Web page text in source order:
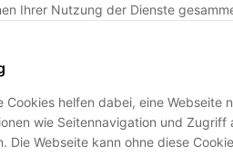
Ihrer Nutzung der Dienste
Cookies helfen dabei, eine Webseite
wie Seitennavigation und Zugriff
Die Webseite kann ohne diese
has occurred while loading